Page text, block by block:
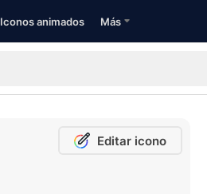
Iconos animados Más
Editar icono